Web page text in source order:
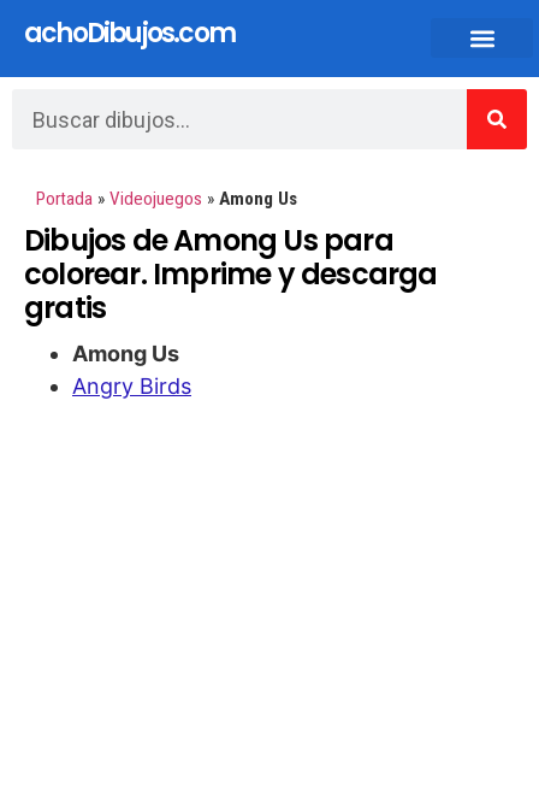
achoDibujos.com
Portada » Videojuegos » Among Us
Dibujos de Among Us para
colorear. Imprime y descarga
gratis
Among Us
Angry Birds